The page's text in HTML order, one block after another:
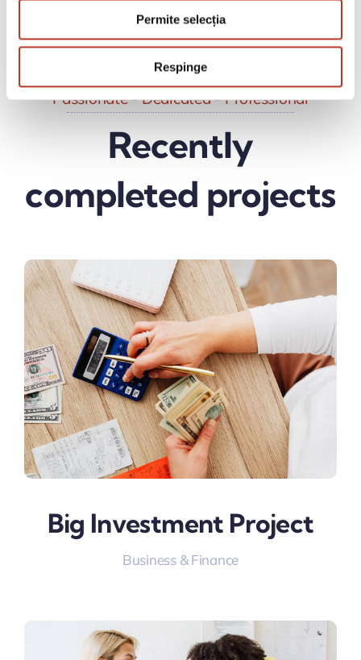
Permite selecția
Respinge
Passionate - Dedicated - Professional
Recently
completed projects
Big Investment Project
Business & Finance